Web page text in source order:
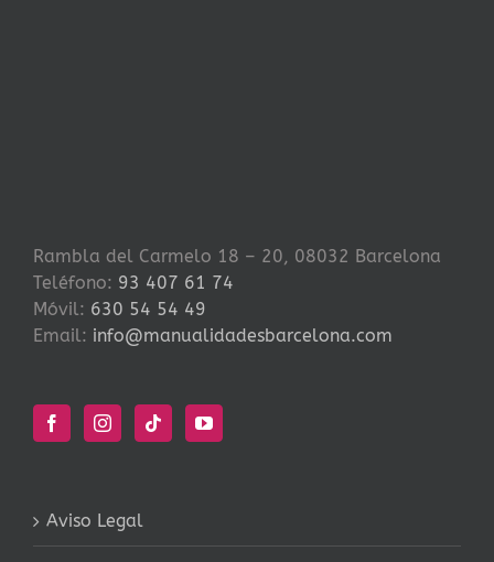
Rambla del Carmelo 18 – 20, 08032 Barcelona
Teléfono: 93 407 61 74
Móvil: 630 54 54 49
Email: info@manualidadesbarcelona.com
Aviso Legal